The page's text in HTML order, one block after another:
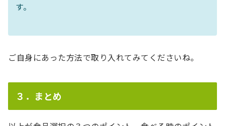
す。
ご自身にあった方法で取り入れてみてくださいね。
３．まとめ